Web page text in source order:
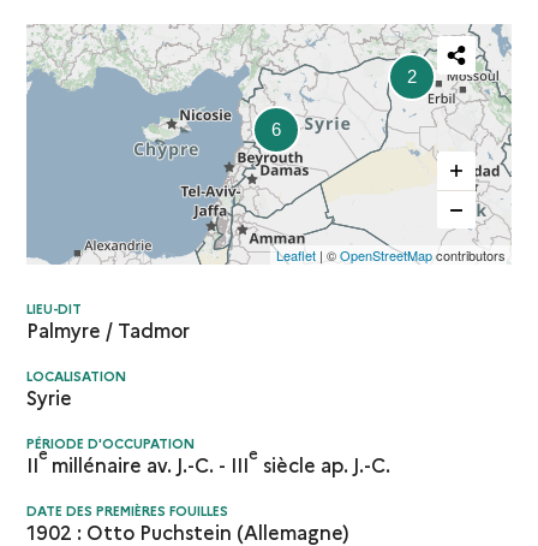
Partager
cette
carte
2
6
Leaflet| ©OpenStreetMapcontributors
LIEU-DIT
Palmyre / Tadmor
LOCALISATION
Syrie
PÉRIODE D'OCCUPATION
IIemillénaire av. J.-C. - IIIe siècle ap. J.-C.
DATE DES PREMIÈRES FOUILLES
1902 : Otto Puchstein (Allemagne)